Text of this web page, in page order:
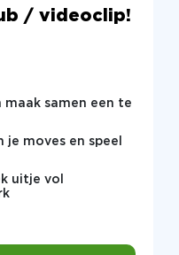
/ videoclip!
samen een te
je moves en speel
uitje vol